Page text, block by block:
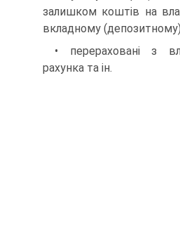
залишком коштів на
вкладному
• перераховані з
рахунка та ін.